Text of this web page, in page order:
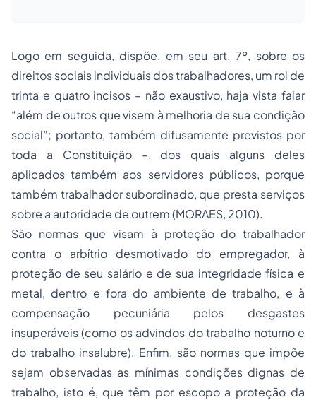
Logo em seguida, dispõe, em seu art. 7º, sobre os
direitos sociais individuais dos trabalhadores, um rol de
trinta e quatro incisos – não exaustivo, haja vista falar
“além de outros que visem à melhoria de sua condição
social”; portanto, também difusamente previstos por
toda a Constituição –, dos quais alguns deles
aplicados também aos servidores públicos, porque
também trabalhador subordinado, que presta serviços
sobre a autoridade de outrem (MORAES, 2010).
São normas que visam à proteção do trabalhador
contra o arbítrio desmotivado do empregador, à
proteção de seu salário e de sua integridade física e
metal, dentro e fora do ambiente de trabalho, e à
compensação pecuniária pelos desgastes
insuperáveis (como os advindos do trabalho noturno e
do trabalho insalubre). Enfim, são normas que impõe
sejam observadas as mínimas condições dignas de
trabalho, isto é, que têm por escopo a proteção da